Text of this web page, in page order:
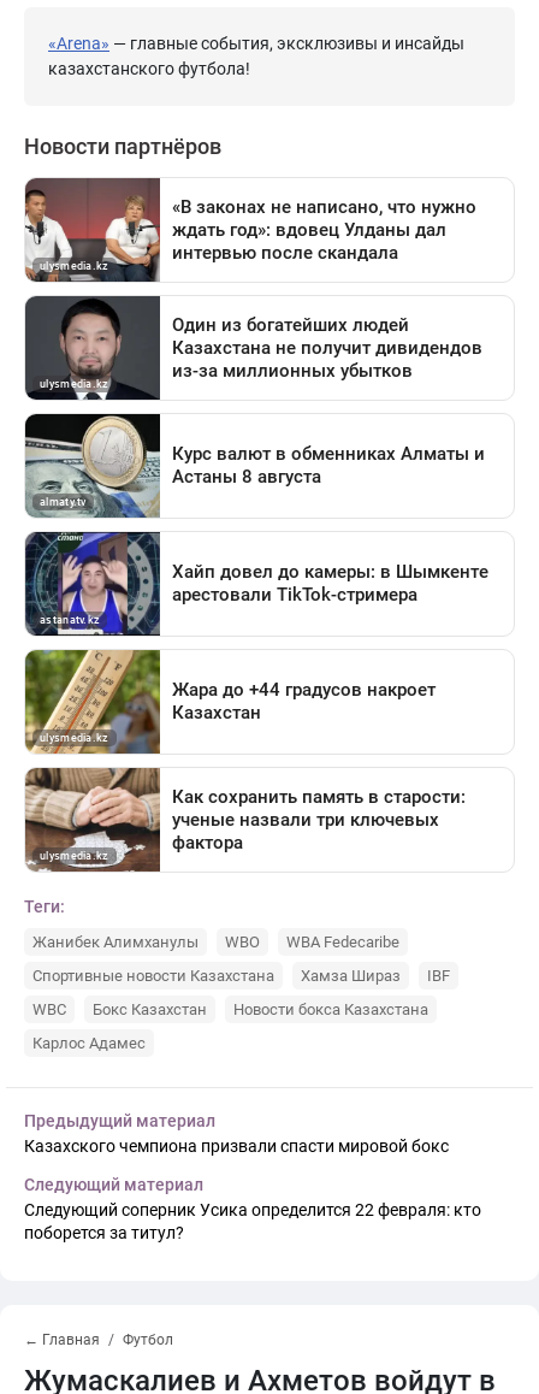
«Arena» — главные события, эксклюзивы и инсайды
казахстанского футбола!
Теги:
Жанибек Алимханулы WBO
WBA Fedecaribe
Спортивные новости Казахстана
Хамза Шираз
IBF
WBC
Бокс Казахстан
Новости бокса Казахстана
Карлос Адамес
Предыдущий материал
Казахского чемпиона призвали спасти мировой бокс
Следующий материал
Следующий соперник Усика определится 22 февраля: кто
поборется за титул?
← Главная Футбол
Жумаскалиев и Ахметов войдут в